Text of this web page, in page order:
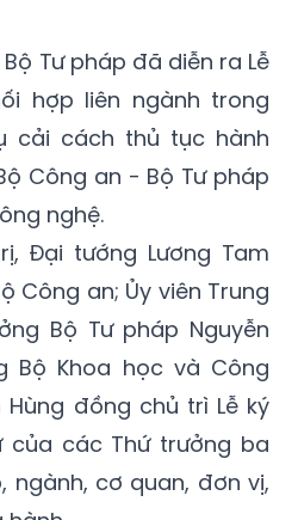
Tư pháp đã diễn ra Lễ
hợp liên ngành trong
cải cách thủ tục hành
Công an - Bộ Tư pháp
nghệ.
Đại tướng Lương Tam
Công an; Ủy viên Trung
Bộ Tư pháp Nguyễn
Bộ Khoa học và Công
Hùng đồng chủ trì Lễ ký
của các Thứ trưởng ba
ngành, cơ quan, đơn vị,